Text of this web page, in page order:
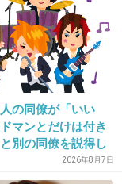
+3
司がフレンド
思うけど、
たかとかよく
の同僚が「いい
マンとだけは付き
別の同僚を説得し
そこにフランス人と
も参戦した結果こ
2026年8月7日